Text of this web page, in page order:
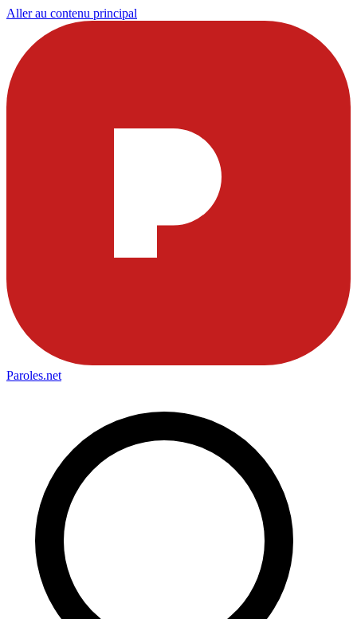
Aller au contenu principal
Paroles.net